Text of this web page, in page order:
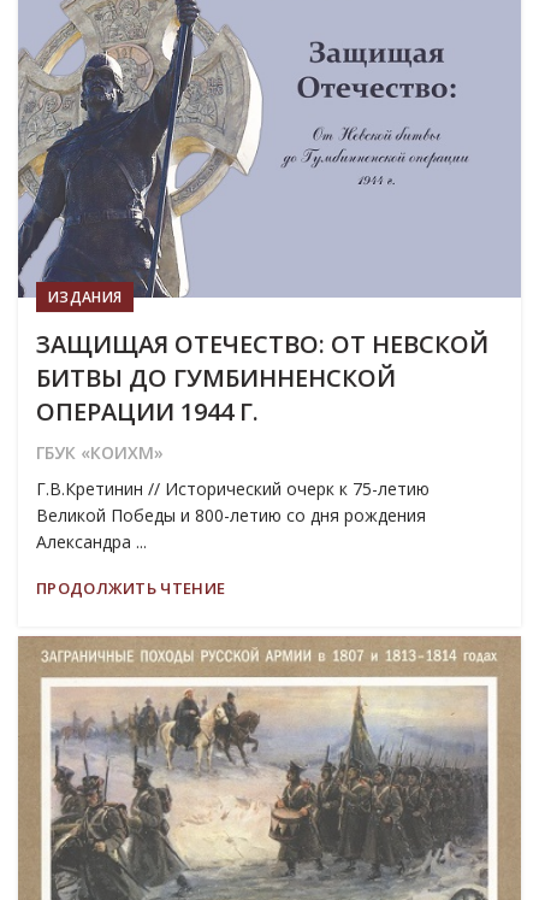
ИЗДАНИЯ
ЗАЩИЩАЯ ОТЕЧЕСТВО: ОТ НЕВСКОЙ
БИТВЫ ДО ГУМБИННЕНСКОЙ
ОПЕРАЦИИ 1944 Г.
ГБУК «КОИХМ»
Г.В.Кретинин // Исторический очерк к 75-летию
Великой Победы и 800-летию со дня рождения
Александра ...
ПРОДОЛЖИТЬ ЧТЕНИЕ
19